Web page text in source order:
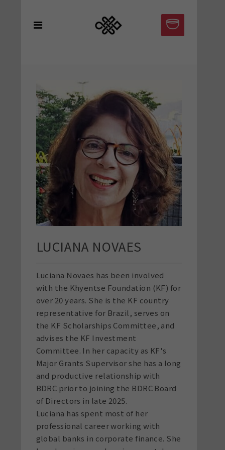
LUCIANA NOVAES
Luciana Novaes has been involved
with the Khyentse Foundation (KF) for
over 20 years. She is the KF country
representative for Brazil, serves on
the KF Scholarships Committee, and
advises the KF Investment
Committee. In her capacity as KF's
Major Grants Supervisor she has a long
and productive relationship with
BDRC prior to joining the BDRC Board
of Directors in late 2025.
Luciana has spent most of her
professional career working with
global banks in corporate finance. She